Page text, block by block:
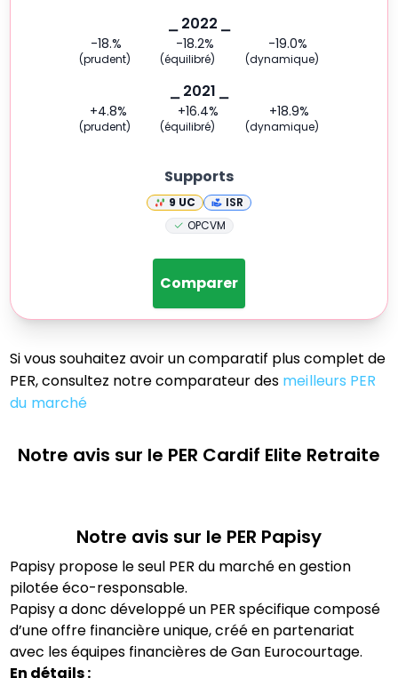
⎯ 2022 ⎯
-18.% -18.2% -19.0%
(prudent) (équilibré) (dynamique)
⎯ 2021 ⎯
+4.8% +16.4% +18.9%
(prudent) (équilibré) (dynamique)
Supports
9 UC
ISR
OPCVM
Comparer
Si vous souhaitez avoir un comparatif plus complet de
PER, consultez notre comparateur des meilleurs PER
du marché
Notre avis sur le PER Cardif Elite Retraite
Notre avis sur le PER Papisy
Papisy propose le seul PER du marché en gestion
pilotée éco-responsable.
Papisy a donc développé un PER spécifique composé
d’une offre financière unique, créé en partenariat
avec les équipes financières de Gan Eurocourtage.
En détails :